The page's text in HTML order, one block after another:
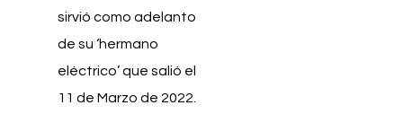
sirvió como adelanto
de su ‘hermano
eléctrico’ que salió el
11 de Marzo de 2022.